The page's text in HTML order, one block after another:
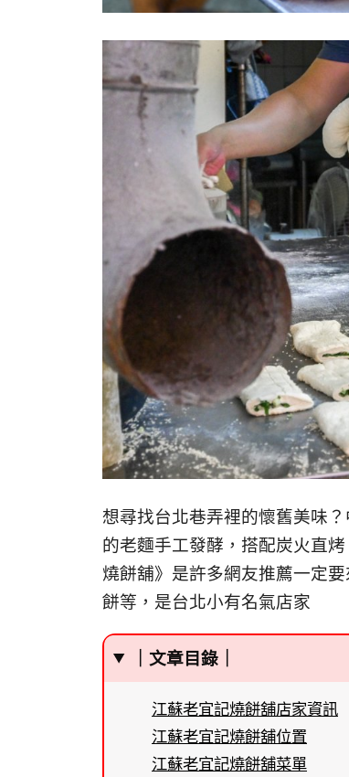
想尋找台北巷弄裡的懷舊美味
的老麵手工發酵，搭配炭火直
燒餅舖》是許多網友推薦一定
餅等，是台北小有名氣店家
｜文章目錄｜
江蘇老宜記燒餅舖店家資訊
江蘇老宜記燒餅舖位置
江蘇老宜記燒餅舖菜單